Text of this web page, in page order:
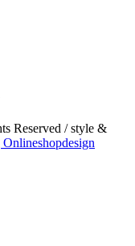
Reserved / style &